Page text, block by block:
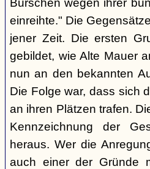
Burschen wegen ihrer
einreihte." Die
jener Zeit. Die ersten
gebildet, wie Alte Mauer
nun an den bekannten
Die Folge war, dass sich
an ihren Plätzen trafen.
Kennzeichnung der
heraus. Wer die
auch einer der Gründe